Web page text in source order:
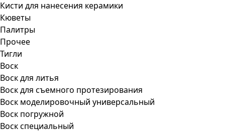
Кисти для нанесения керамики
Кюветы
Палитры
Прочее
Тигли
Воск
Воск для литья
Воск для съемного протезирования
Воск моделировочный универсальный
Воск погружной
Воск специальный